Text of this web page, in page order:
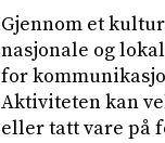
Gjennom et
nasjonale og
for
Aktiviteten kan
eller tatt vare på